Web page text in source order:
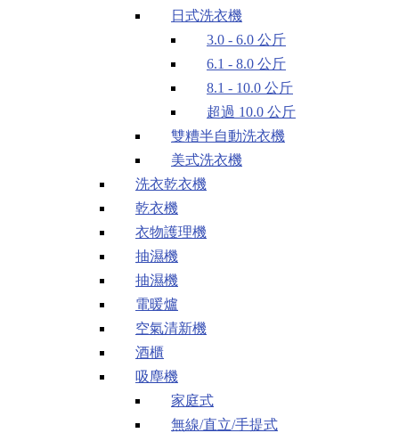
日式洗衣機
3.0 - 6.0 公斤
6.1 - 8.0 公斤
8.1 - 10.0 公斤
超過 10.0 公斤
雙糟半自動洗衣機
美式洗衣機
洗衣乾衣機
乾衣機
衣物護理機
抽濕機
抽濕機
電暖爐
空氣清新機
酒櫃
吸塵機
家庭式
無線/直立/手提式